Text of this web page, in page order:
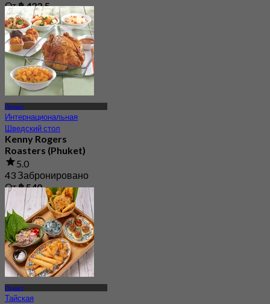
От฿ 422.5
Пхукет
Интернациональная
Шведский стол
Kenny Rogers
Roasters (Phuket)
5.0
43 Забронировано
От฿ 540
Пхукет
Тайская